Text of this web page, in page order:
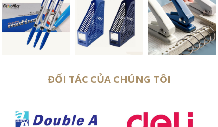
ĐỐI TÁC CỦA CHÚNG TÔI